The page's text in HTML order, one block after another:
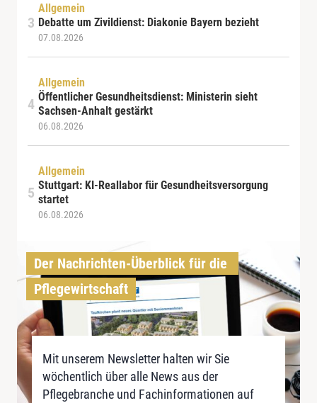
Allgemein
Debatte um Zivildienst: Diakonie Bayern bezieht
07.08.2026
Allgemein
Öffentlicher Gesundheitsdienst: Ministerin sieht
Sachsen-Anhalt gestärkt
06.08.2026
Allgemein
Stuttgart: KI-Reallabor für Gesundheitsversorgung
startet
06.08.2026
Der Nachrichten-Überblick für die
Pflegewirtschaft
Mit unserem Newsletter halten wir Sie
wöchentlich über alle News aus der
Pflegebranche und Fachinformationen auf